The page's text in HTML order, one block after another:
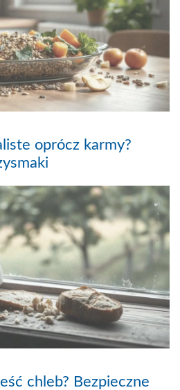
oprócz karmy?
chleb? Bezpieczne